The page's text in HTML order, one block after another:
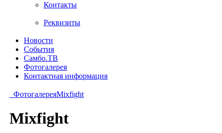
Контакты
Реквизиты
Новости
События
Самбо.ТВ
Фотогалерея
Контактная информация
ФотогалереяMixfight
Mixfight